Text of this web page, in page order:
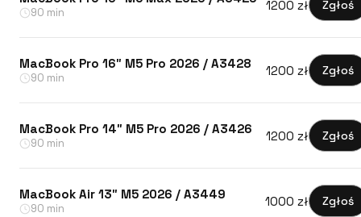
90 min 1200 zł Zgłoś
MacBook Pro 16″ M5 Pro 2026 / A3428
90 min 1200 zł Zgłoś
MacBook Pro 14″ M5 Pro 2026 / A3426
90 min 1200 zł Zgłoś
MacBook Air 13″ M5 2026 / A3449
90 min 1000 zł Zgłoś